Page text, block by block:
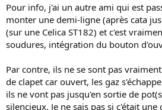
Pour info, j'ai un autre ami qui est
monter une demi-ligne (après cata
(sur une Celica ST182) et c'est
soudures, intégration du bouton
Par contre, ils ne se sont pas
de clapet car ouvert, les gaz
ils ne vont pas jusqu'en sortie de
silencieux. Je ne sais pas si c'était